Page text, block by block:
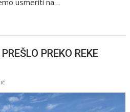
usmeriti na…
PREKO REKE